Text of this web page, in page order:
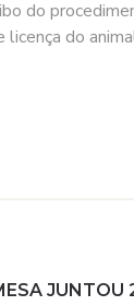
do
do
JUNTOU